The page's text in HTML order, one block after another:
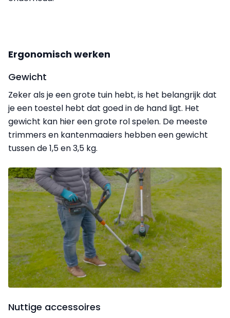
Ergonomisch werken
Gewicht
Zeker als je een grote tuin hebt, is het belangrijk dat
je een toestel hebt dat goed in de hand ligt. Het
gewicht kan hier een grote rol spelen. De meeste
trimmers en kantenmaaiers hebben een gewicht
tussen de 1,5 en 3,5 kg.
Nuttige accessoires